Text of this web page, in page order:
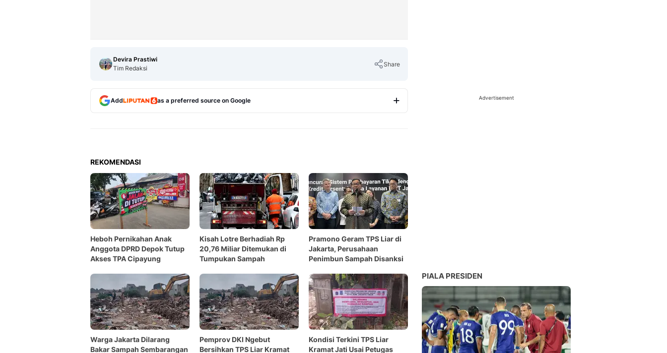
Devira Prastiwi
Tim Redaksi
Share
Add as a preferred source on Google
REKOMENDASI
Heboh Pernikahan Anak
Anggota DPRD Depok Tutup
Akses TPA Cipayung
Kisah Lotre Berhadiah Rp
20,76 Miliar Ditemukan di
Tumpukan Sampah
Pramono Geram TPS Liar di
Jakarta, Perusahaan
Penimbun Sampah Disanksi
Warga Jakarta Dilarang
Bakar Sampah Sembarangan
Pemprov DKI Ngebut
Bersihkan TPS Liar Kramat
Kondisi Terkini TPS Liar
Kramat Jati Usai Petugas
Advertisement
PIALA PRESIDEN